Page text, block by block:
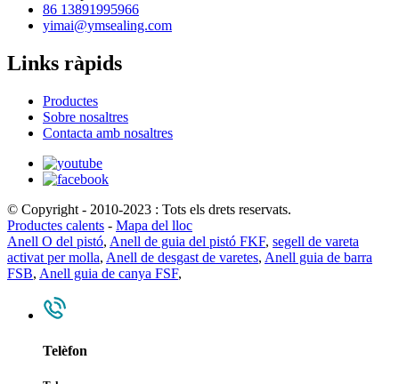
86 13891995966
yimai@ymsealing.com
Links ràpids
Productes
Sobre nosaltres
Contacta amb nosaltres
© Copyright - 2010-2023 : Tots els drets reservats.
Productes calents - Mapa del lloc
Anell O del pistó, Anell de guia del pistó FKF, segell de vareta
activat per molla, Anell de desgast de varetes, Anell guia de barra
FSB, Anell guia de canya FSF,
Telèfon